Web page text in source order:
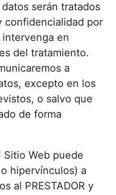
serán tratados
confidencialidad por
en
del tratamiento.
a
excepto en los
o salvo que
de forma
Sitio Web puede
hipervínculos) a
al PRESTADOR y